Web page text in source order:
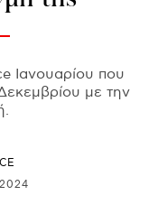
Ιανουαρίου που
με την